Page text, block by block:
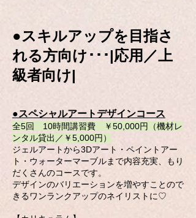
●スキルアップを目指さ
れる方向け･･･|応用／上
級者向け|
●スペシャルアートデザインコース
全5回 10時間講習費 ￥50,000円（機材レ
ンタル貸出／￥5,000円）
ジェルアートから3Dアート・ペイントアー
ト・ウォーターマーブルまで内容充実、もり
だくさんのコースです。
デザインのバリエーションを増やすことので
きるワンランクアップのネイリストに♡